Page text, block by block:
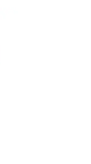
SOLAIRE POUR LES YEUX